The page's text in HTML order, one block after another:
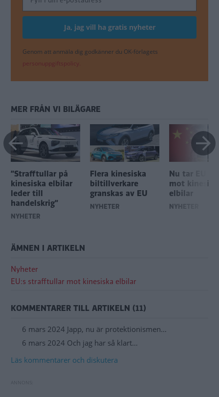
Genom att anmäla dig godkänner du OK-förlagets
personuppgiftspolicy.
MER FRÅN VI BILÄGARE
”Strafftullar på
kinesiska elbilar
leder till
handelskrig”
NYHETER
Flera kinesiska
biltillverkare
granskas av EU
NYHETER
Nu tar EU
mot
elbilar
NYHETER
ÄMNEN I ARTIKELN
Nyheter
EU:s strafftullar mot kinesiska elbilar
KOMMENTARER TILL ARTIKELN (11)
6 mars 2024 Japp, nu är protektionismen…
6 mars 2024 Och jag har så klart…
Läs kommentarer och diskutera